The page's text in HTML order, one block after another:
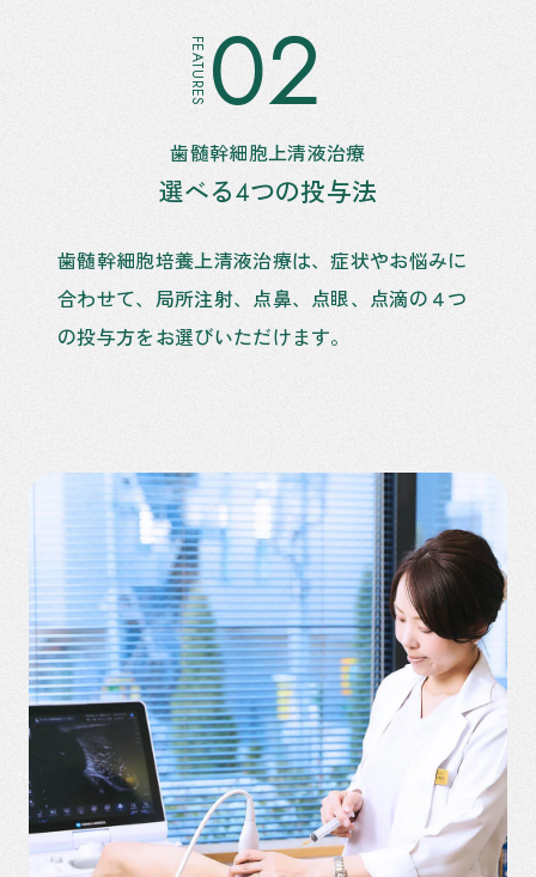
FEATURES02
歯髄幹細胞上清液治療
選べる4つの投与法
歯髄幹細胞培養上清液治療は、症状やお悩みに
合わせて、局所注射、点鼻、点眼、点滴の４つ
の投与方をお選びいただけます。